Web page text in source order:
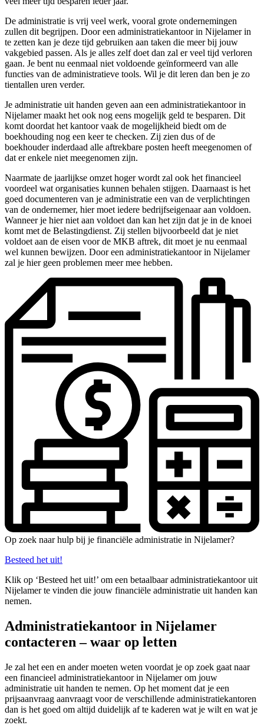
De administratie is vrij veel werk, vooral grote ondernemingen
zullen dit begrijpen. Door een administratiekantoor in Nijelamer in
te zetten kan je deze tijd gebruiken aan taken die meer bij jouw
vakgebied passen. Als je alles zelf doet dan zal er veel tijd verloren
gaan. Je bent nu eenmaal niet voldoende geïnformeerd van alle
functies van de administratieve tools. Wil je dit leren dan ben je zo
tientallen uren verder.
Je administratie uit handen geven aan een administratiekantoor in
Nijelamer maakt het ook nog eens mogelijk geld te besparen. Dit
komt doordat het kantoor vaak de mogelijkheid biedt om de
boekhouding nog een keer te checken. Zij zien dus of de
boekhouder inderdaad alle aftrekbare posten heeft meegenomen of
dat er enkele niet meegenomen zijn.
Naarmate de jaarlijkse omzet hoger wordt zal ook het financieel
voordeel wat organisaties kunnen behalen stijgen. Daarnaast is het
goed documenteren van je administratie een van de verplichtingen
van de ondernemer, hier moet iedere bedrijfseigenaar aan voldoen.
Wanneer je hier niet aan voldoet dan kan het zijn dat je in de knoei
komt met de Belastingdienst. Zij stellen bijvoorbeeld dat je niet
voldoet aan de eisen voor de MKB aftrek, dit moet je nu eenmaal
wel kunnen bewijzen. Door een administratiekantoor in Nijelamer
zal je hier geen problemen meer mee hebben.
Op zoek naar hulp bij je financiële administratie in Nijelamer?
Besteed het uit!
Klik op ‘Besteed het uit!’ om een betaalbaar administratiekantoor uit
Nijelamer te vinden die jouw financiële administratie uit handen kan
nemen.
Administratiekantoor in Nijelamer
contacteren – waar op letten
Je zal het een en ander moeten weten voordat je op zoek gaat naar
een financieel administratiekantoor in Nijelamer om jouw
administratie uit handen te nemen. Op het moment dat je een
prijsaanvraag aanvraagt voor de verschillende administratiekantoren
dan is het goed om altijd duidelijk af te kaderen wat je wilt en wat je
zoekt.